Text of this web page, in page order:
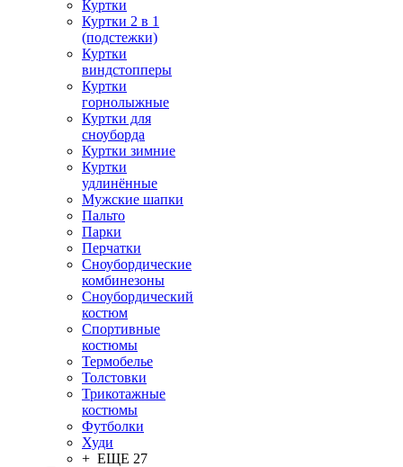
Куртки
Куртки 2 в 1
(подстежки)
Куртки
виндстопперы
Куртки
горнолыжные
Куртки для
сноуборда
Куртки зимние
Куртки
удлинённые
Мужские шапки
Пальто
Парки
Перчатки
Сноубордические
комбинезоны
Сноубордический
костюм
Спортивные
костюмы
Термобелье
Толстовки
Трикотажные
костюмы
Футболки
Худи
+ ЕЩЕ 27